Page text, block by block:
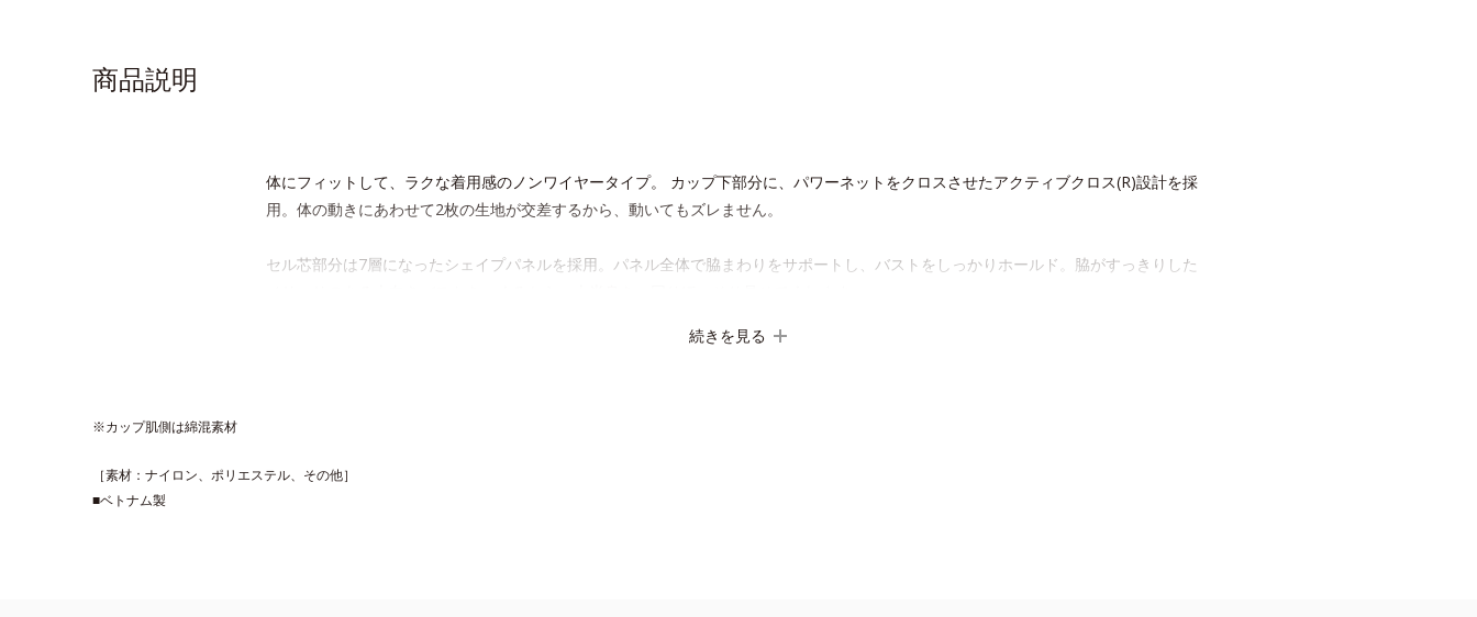
商品説明
体にフィットして、ラクな着用感のノンワイヤータイプ。 カップ下部分に、パワーネットをクロスさせたアクティブクロス(R)設計を採
用。体の動きにあわせて2枚の生地が交差するから、動いてもズレません。
セル芯部分は7層になったシェイプパネルを採用。パネル全体で脇まわりをサポートし、バストをしっかりホールド。脇がすっきりした
続きを見る
※カップ肌側は綿混素材
［素材：ナイロン、ポリエステル、その他］
■ベトナム製